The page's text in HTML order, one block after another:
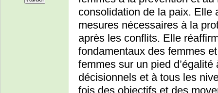
consolidation de la paix. Elle
mesures nécessaires à la
après les conflits. Elle
fondamentaux des femmes
femmes sur un pied
décisionnels et à tous les
fois des objectifs et des